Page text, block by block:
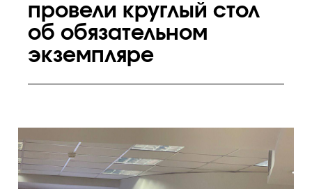
провели круглый стол
об обязательном
экземпляре